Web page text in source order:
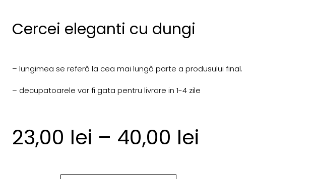
Cercei eleganti cu dungi
– lungimea se referă la cea mai lungă parte a produsului final.
– decupatoarele vor fi gata pentru livrare in 1-4 zile
23,00 lei – 40,00 lei